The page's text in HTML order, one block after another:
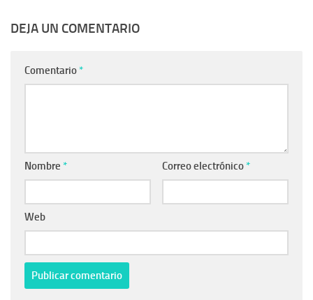
DEJA UN COMENTARIO
Comentario *
Nombre * Correo electrónico *
Web